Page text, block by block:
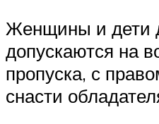
Женщины и дети
допускаются на
пропуска, с
снасти